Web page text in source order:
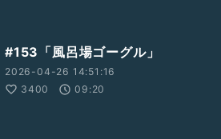
#153「風呂場ゴーグル」
2026-04-26 14:51:16
3400
09:20